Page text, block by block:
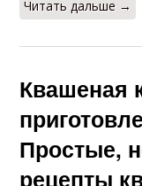
Читать дальше →
Квашеная
Простые,
рецепты